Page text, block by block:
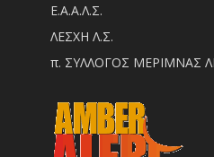
Ε.Α.Α.Λ.Σ.
ΛΕΣΧΗ Λ.Σ.
π. ΣΥΛΛΟΓΟΣ ΜΕΡΙΜΝΑΣ